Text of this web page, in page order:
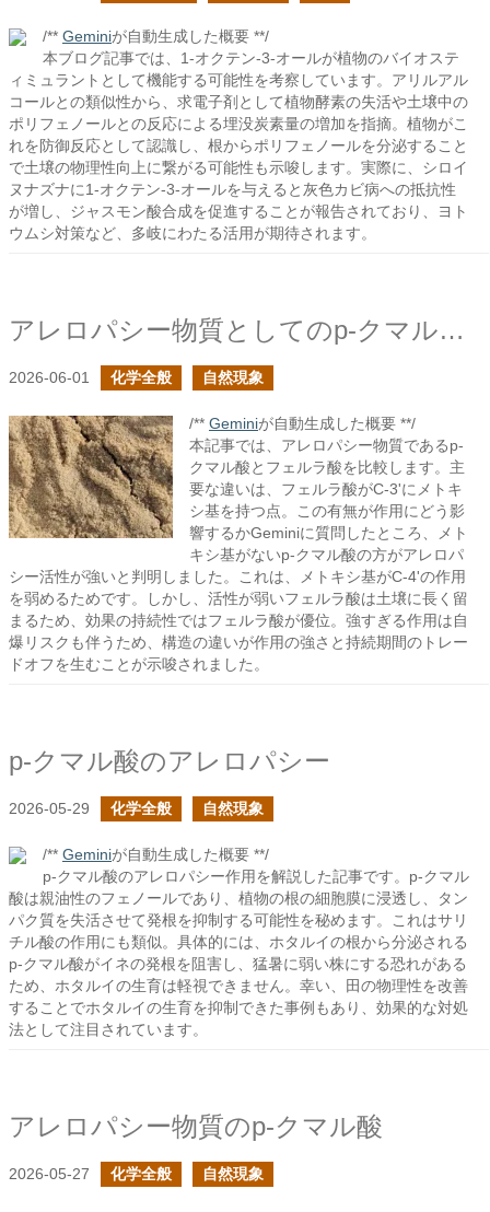
/** Geminiが自動生成した概要 **/
本ブログ記事では、1-オクテン-3-オールが植物のバイオステ
ィミュラントとして機能する可能性を考察しています。アリルアル
コールとの類似性から、求電子剤として植物酵素の失活や土壌中の
ポリフェノールとの反応による埋没炭素量の増加を指摘。植物がこ
れを防御反応として認識し、根からポリフェノールを分泌すること
で土壌の物理性向上に繋がる可能性も示唆します。実際に、シロイ
ヌナズナに1-オクテン-3-オールを与えると灰色カビ病への抵抗性
が増し、ジャスモン酸合成を促進することが報告されており、ヨト
ウムシ対策など、多岐にわたる活用が期待されます。
アレロパシー物質としてのp-クマル酸とフェルラ酸
2026-06-01 化学全般 自然現象
/** Geminiが自動生成した概要 **/
本記事では、アレロパシー物質であるp-
クマル酸とフェルラ酸を比較します。主
要な違いは、フェルラ酸がC-3'にメトキ
シ基を持つ点。この有無が作用にどう影
響するかGeminiに質問したところ、メト
キシ基がないp-クマル酸の方がアレロパ
シー活性が強いと判明しました。これは、メトキシ基がC-4'の作用
を弱めるためです。しかし、活性が弱いフェルラ酸は土壌に長く留
まるため、効果の持続性ではフェルラ酸が優位。強すぎる作用は自
爆リスクも伴うため、構造の違いが作用の強さと持続期間のトレー
ドオフを生むことが示唆されました。
p-クマル酸のアレロパシー
2026-05-29 化学全般 自然現象
/** Geminiが自動生成した概要 **/
p-クマル酸のアレロパシー作用を解説した記事です。p-クマル
酸は親油性のフェノールであり、植物の根の細胞膜に浸透し、タン
パク質を失活させて発根を抑制する可能性を秘めます。これはサリ
チル酸の作用にも類似。具体的には、ホタルイの根から分泌される
p-クマル酸がイネの発根を阻害し、猛暑に弱い株にする恐れがある
ため、ホタルイの生育は軽視できません。幸い、田の物理性を改善
することでホタルイの生育を抑制できた事例もあり、効果的な対処
法として注目されています。
アレロパシー物質のp-クマル酸
2026-05-27 化学全般 自然現象